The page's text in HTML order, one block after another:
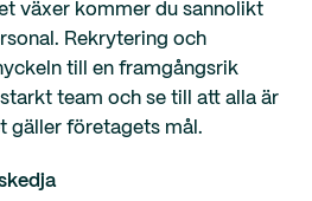
växer kommer du sannolikt
Rekrytering och
till en framgångsrik
team och se till att alla är
gäller företagets mål.